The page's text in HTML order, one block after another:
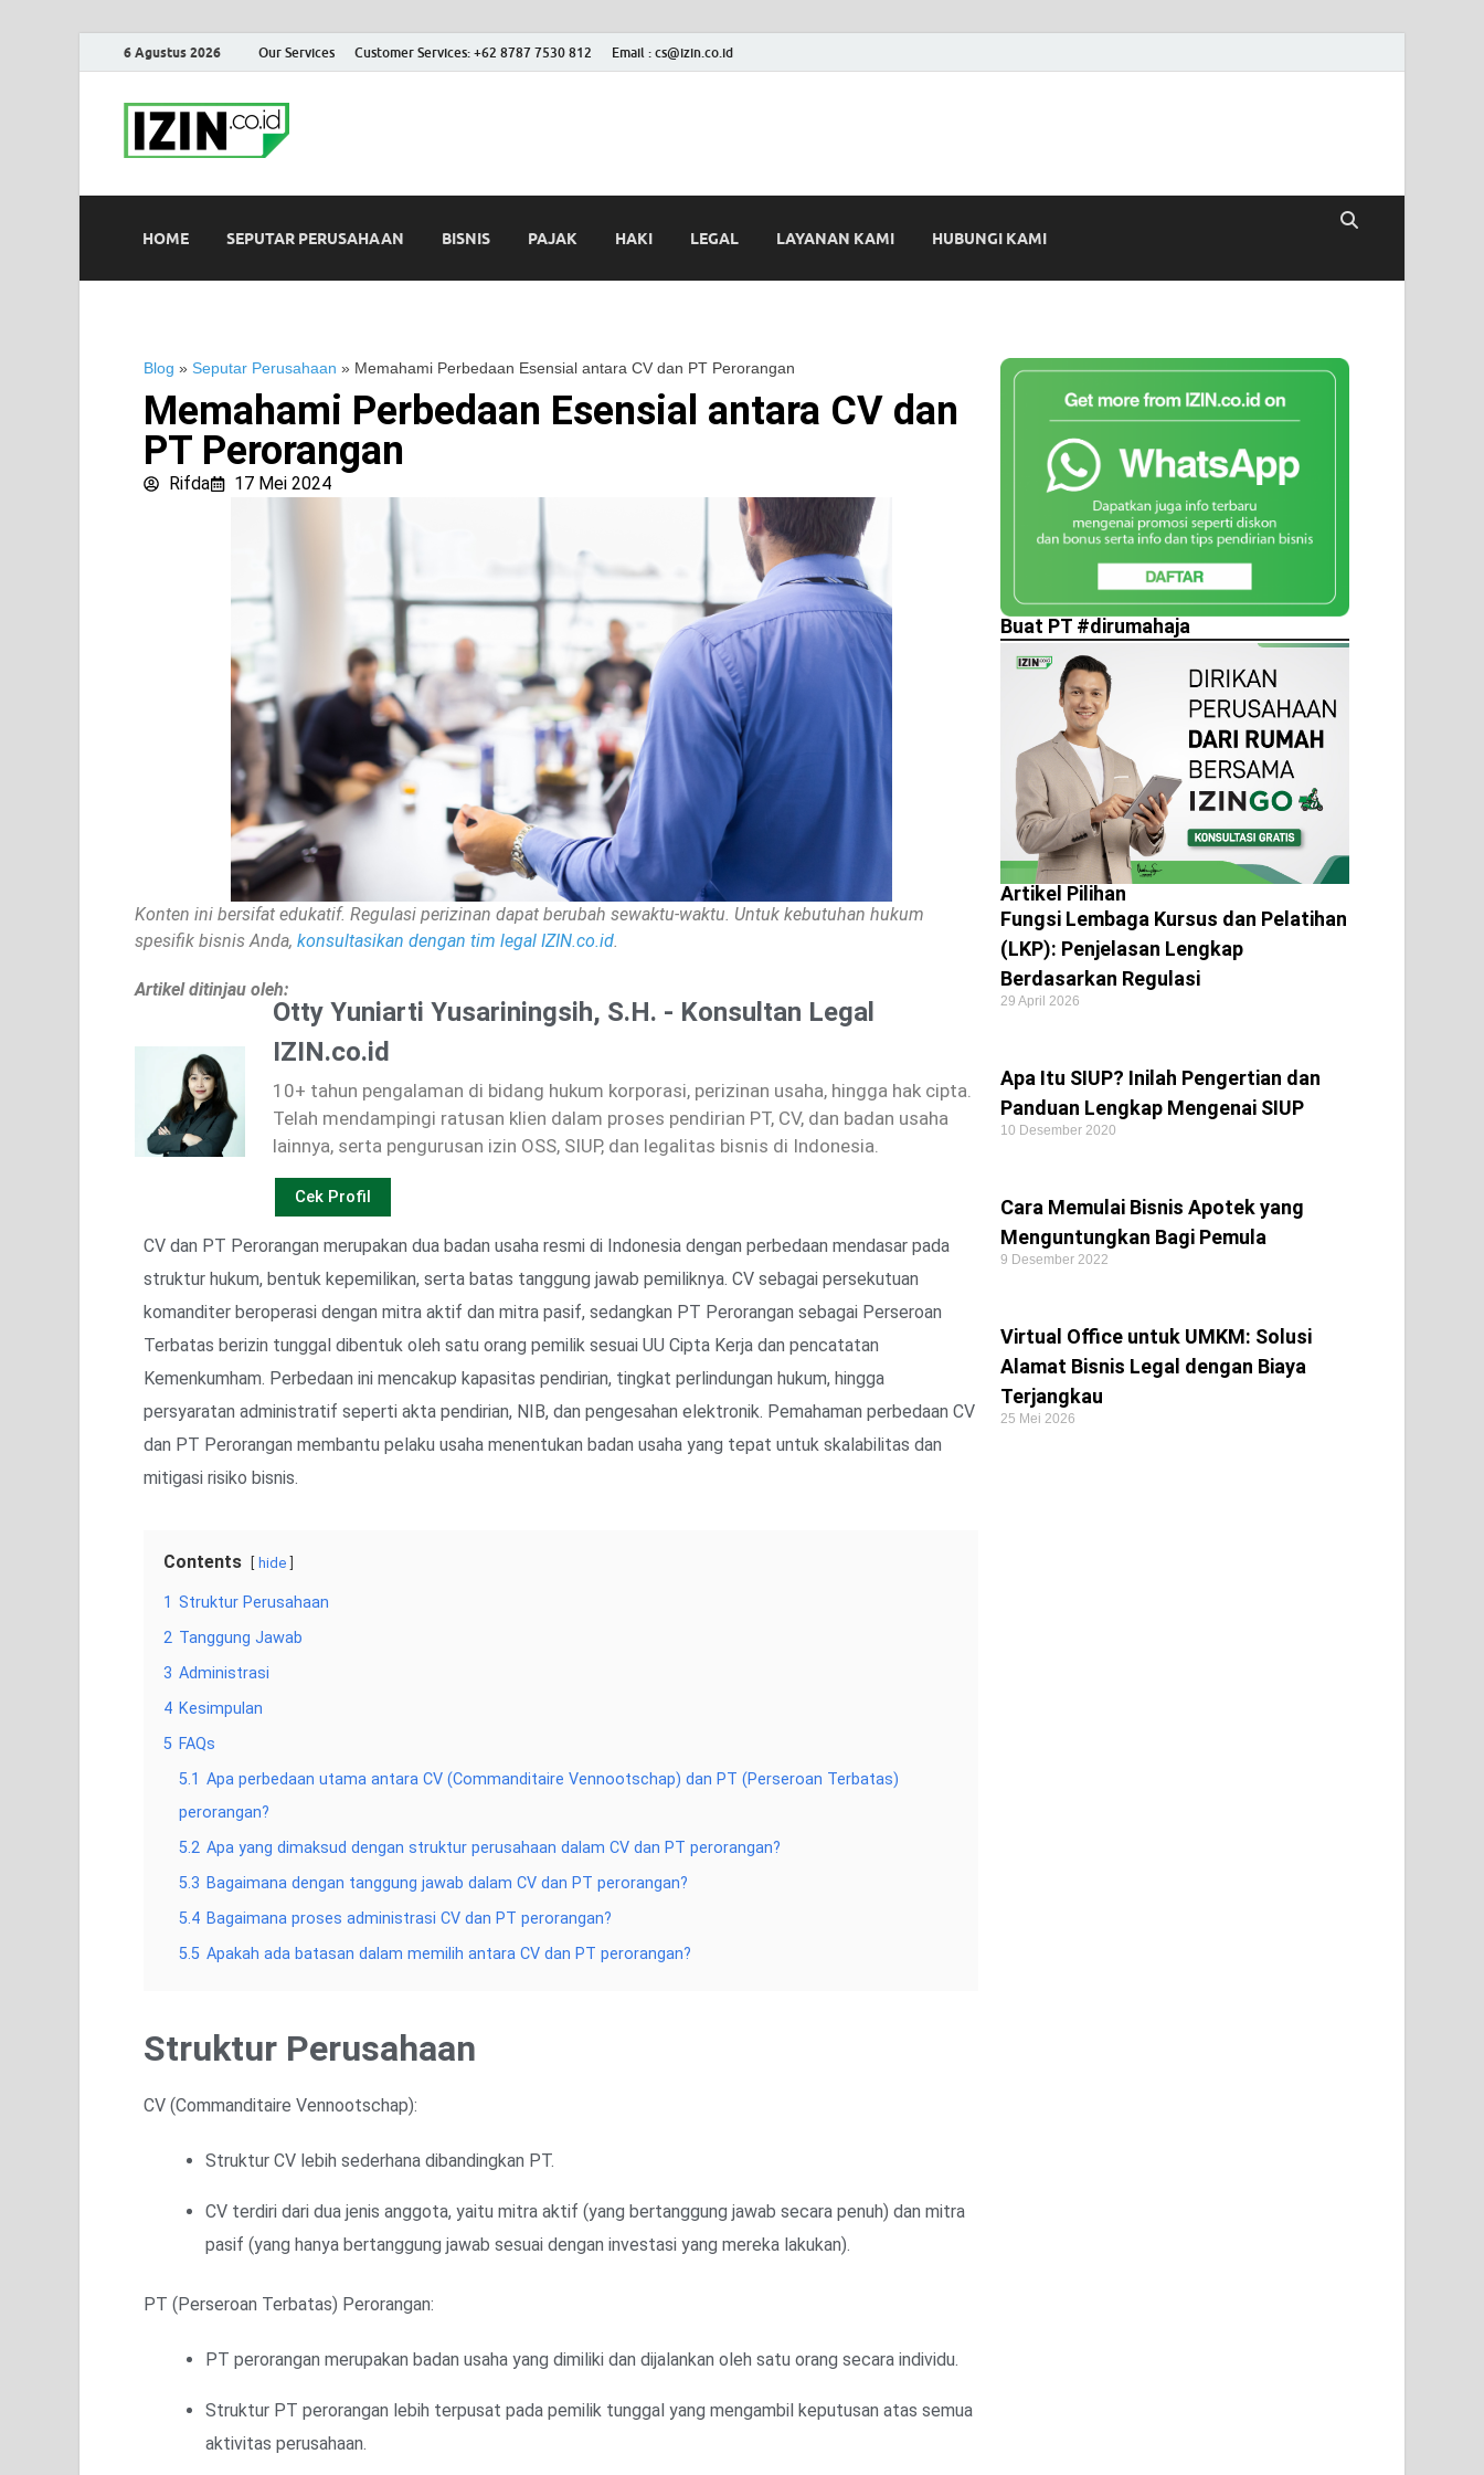
6 Agustus 2026 Our Services Customer Services: +62 8787 7530 812 Email : cs@izin.co.id
HOME SEPUTAR PERUSAHAAN BISNIS PAJAK HAKI LEGAL LAYANAN KAMI HUBUNGI KAMI
Blog » Seputar Perusahaan » Memahami Perbedaan Esensial antara CV dan PT Perorangan
Memahami Perbedaan Esensial antara CV dan
PT Perorangan
Rifda 17 Mei 2024
Konten ini bersifat edukatif. Regulasi perizinan dapat berubah sewaktu-waktu. Untuk kebutuhan hukum
spesifik bisnis Anda, konsultasikan dengan tim legal IZIN.co.id.
Artikel ditinjau oleh:
Otty Yuniarti Yusariningsih, S.H. - Konsultan Legal
IZIN.co.id
10+ tahun pengalaman di bidang hukum korporasi, perizinan usaha, hingga hak cipta.
Telah mendampingi ratusan klien dalam proses pendirian PT, CV, dan badan usaha
lainnya, serta pengurusan izin OSS, SIUP, dan legalitas bisnis di Indonesia.
Cek Profil
CV dan PT Perorangan merupakan dua badan usaha resmi di Indonesia dengan perbedaan mendasar pada
struktur hukum, bentuk kepemilikan, serta batas tanggung jawab pemiliknya. CV sebagai persekutuan
komanditer beroperasi dengan mitra aktif dan mitra pasif, sedangkan PT Perorangan sebagai Perseroan
Terbatas berizin tunggal dibentuk oleh satu orang pemilik sesuai UU Cipta Kerja dan pencatatan
Kemenkumham. Perbedaan ini mencakup kapasitas pendirian, tingkat perlindungan hukum, hingga
persyaratan administratif seperti akta pendirian, NIB, dan pengesahan elektronik. Pemahaman perbedaan CV
dan PT Perorangan membantu pelaku usaha menentukan badan usaha yang tepat untuk skalabilitas dan
mitigasi risiko bisnis.
Contents hide
1 Struktur Perusahaan
2 Tanggung Jawab
3 Administrasi
4 Kesimpulan
5 FAQs
5.1 Apa perbedaan utama antara CV (Commanditaire Vennootschap) dan PT (Perseroan Terbatas)
perorangan?
5.2 Apa yang dimaksud dengan struktur perusahaan dalam CV dan PT perorangan?
5.3 Bagaimana dengan tanggung jawab dalam CV dan PT perorangan?
5.4 Bagaimana proses administrasi CV dan PT perorangan?
5.5 Apakah ada batasan dalam memilih antara CV dan PT perorangan?
Struktur Perusahaan
CV (Commanditaire Vennootschap):
Struktur CV lebih sederhana dibandingkan PT.
CV terdiri dari dua jenis anggota, yaitu mitra aktif (yang bertanggung jawab secara penuh) dan mitra
pasif (yang hanya bertanggung jawab sesuai dengan investasi yang mereka lakukan).
PT (Perseroan Terbatas) Perorangan:
PT perorangan merupakan badan usaha yang dimiliki dan dijalankan oleh satu orang secara individu.
Struktur PT perorangan lebih terpusat pada pemilik tunggal yang mengambil keputusan atas semua
aktivitas perusahaan.
Buat PT #dirumahaja
Artikel Pilihan
Fungsi Lembaga Kursus dan Pelatihan
(LKP): Penjelasan Lengkap
Berdasarkan Regulasi
29 April 2026
Apa Itu SIUP? Inilah Pengertian dan
Panduan Lengkap Mengenai SIUP
10 Desember 2020
Cara Memulai Bisnis Apotek yang
Menguntungkan Bagi Pemula
9 Desember 2022
Virtual Office untuk UMKM: Solusi
Alamat Bisnis Legal dengan Biaya
Terjangkau
25 Mei 2026